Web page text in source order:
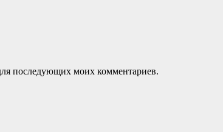
последующих моих комментариев.